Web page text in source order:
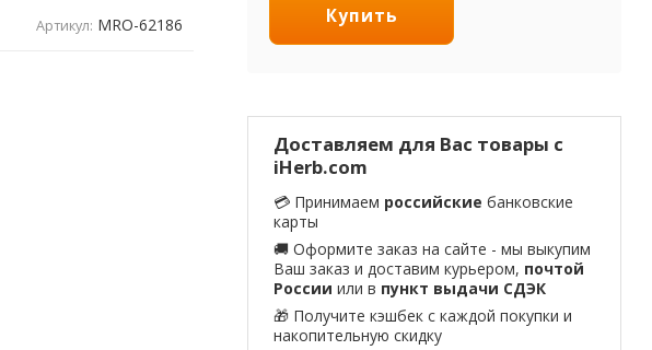
Артикул: MRO-62186 Купить
Доставляем для Вас товары с
iHerb.com
💳 Принимаем российские банковские
карты
🚚 Оформите заказ на сайте - мы выкупим
Ваш заказ и доставим курьером, почтой
России или в пункт выдачи СДЭК
🎁 Получите кэшбек с каждой покупки и
накопительную скидку